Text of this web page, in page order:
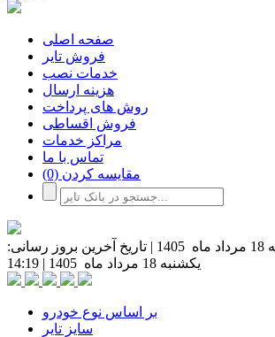
صفحه اصلی
فروش تایر
خدمات نصب
هزینه ارسال
روش های پرداخت
فروش اقساطی
مراکز خدمات
تماس با ما
(0) مقایسه کردن
| تاریخ آخرین بروز رسانی:
یکشنبه 18 مرداد ماه 1405
|
14:19
بر اساس نوع خودرو
سایز تایر